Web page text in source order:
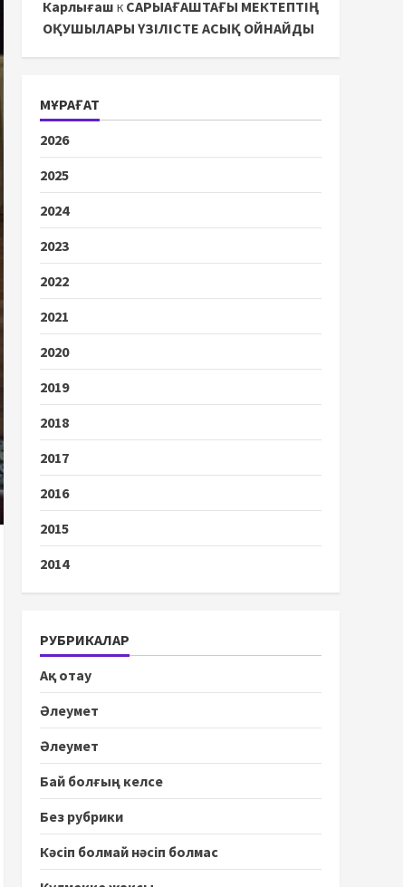
Карлығашк САРЫАҒАШТАҒЫ МЕКТЕПТІҢ
ОҚУШЫЛАРЫ ҮЗІЛІСТЕ АСЫҚ ОЙНАЙДЫ
МҰРАҒАТ
2026
2025
2024
2023
2022
2021
2020
2019
2018
2017
2016
2015
2014
РУБРИКАЛАР
Ақ отау
Әлеумет
Әлеумет
Бай болғың келсе
Без рубрики
Кәсіп болмай нәсіп болмас